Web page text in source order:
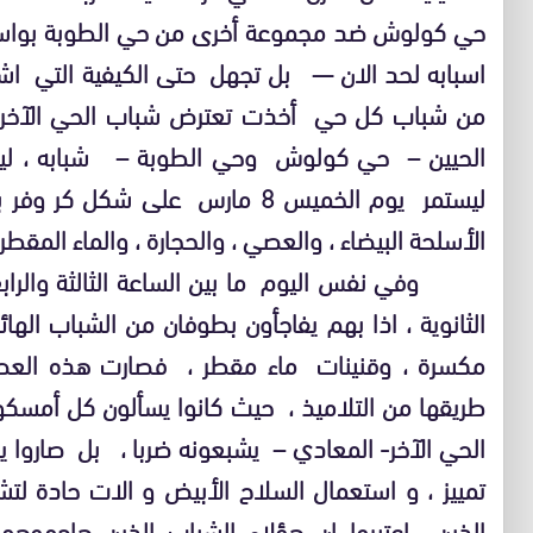
حي كولوش ضد مجموعة أخرى من حي الطوبة
اسبابه لحد الان — بل تجهل حتى الكيفية التي
من شباب كل حي أخذت تعترض شباب الحي
الحيين – حي كولوش وحي الطوبة – شبابه ،
ليستمر يوم الخميس 8 مارس
الأسلحة البيضاء ، والعصي ، والحجارة ، والماء
وفي نفس اليوم ما بين الساعة الثالثة
الثانوية ، اذا بهم يفاجأون بطوفان من الشباب
مكسرة ، وقنينات ماء مقطر ، فصارت هذه
طريقها من التلاميذ ، حيث كانوا يسألون كل
الحي الآخر- المعادي – يشبعونه ضربا ، بل صاروا
تمييز ، و استعمال السلاح الأبيض و الات